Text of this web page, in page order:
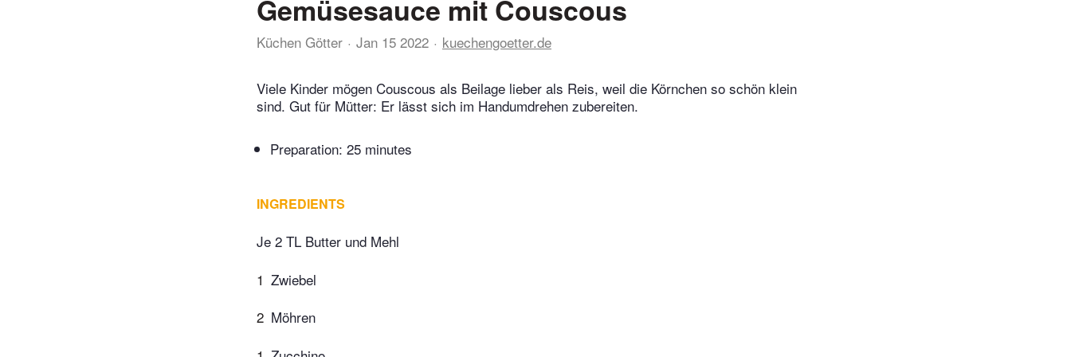
Gemüsesauce mit Couscous
Küchen Götter Jan 15 2022 kuechengoetter.de
Viele Kinder mögen Couscous als Beilage lieber als Reis, weil die Körnchen so schön klein
sind. Gut für Mütter: Er lässt sich im Handumdrehen zubereiten.
Preparation: 25 minutes
INGREDIENTS
Je 2 TL Butter und Mehl
1 Zwiebel
2 Möhren